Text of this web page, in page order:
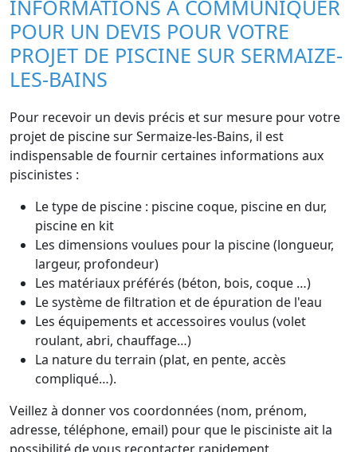
INFORMATIONS À COMMUNIQUER
POUR UN DEVIS POUR VOTRE
PROJET DE PISCINE SUR SERMAIZE-
LES-BAINS
Pour recevoir un devis précis et sur mesure pour votre
projet de piscine sur Sermaize-les-Bains, il est
indispensable de fournir certaines informations aux
piscinistes :
Le type de piscine : piscine coque, piscine en dur,
piscine en kit
Les dimensions voulues pour la piscine (longueur,
largeur, profondeur)
Les matériaux préférés (béton, bois, coque …)
Le système de filtration et de épuration de l'eau
Les équipements et accessoires voulus (volet
roulant, abri, chauffage…)
La nature du terrain (plat, en pente, accès
compliqué…).
Veillez à donner vos coordonnées (nom, prénom,
adresse, téléphone, email) pour que le pisciniste ait la